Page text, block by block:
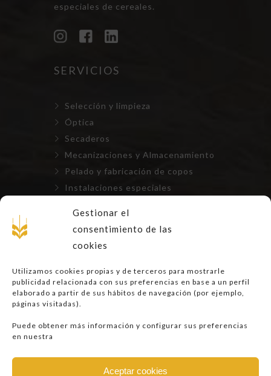
Gestionar el
consentimiento de las
cookies
Utilizamos cookies propias y de terceros para mostrarle
publicidad relacionada con sus preferencias en base a un perfil
elaborado a partir de sus hábitos de navegación (por ejemplo,
páginas visitadas).
Puede obtener más información y configurar sus preferencias
en nuestra
Aceptar cookies
especiales de cereales.
SERVICIOS
Selección y limpieza
Óptica
Secaderos
Mecanizaciones y Almacenamiento
Pelado y fabricación de copos
Instalaciones especiales
Aviso Legal
Privacidad
Cookies